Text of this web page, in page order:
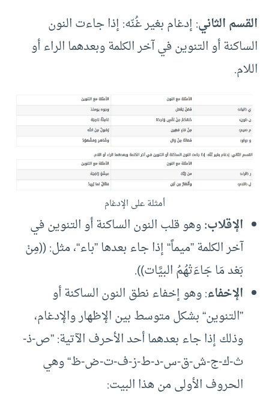
القسم الثاني: إدغام بغير غُنّه: إذا جاءت النون
الساكنة أو التنوين في آخر الكلمة وبعدهما الراء أو
اللام.
أمثلة على الإدغام
الإقلاب:وهو قلب النون الساكنة أو التنوين في
آخر الكلمة ”ميماً“ إذا جاء بعدها ”باء“، مثل: ((مِنْ
بَعْد مَا جَاءَتْهُمُ البيَّات)).
الإخفاء: وهو إخفاء نطق النون الساكنة أو
”التنوين“ بشكل متوسط بين الإظهار والإدغام،
وذلك إذا جاء بعدهما أحد الأحرف الآتية: ”ص-ذ-
ث-ك-ج-ش-ق-س-د-ط-ز-ف-ت-ض-ظ“ وهي
الحروف الأولى من هذا البيت: